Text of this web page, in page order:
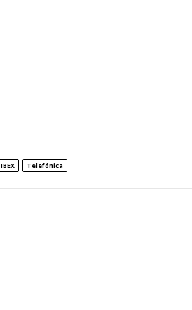
IBEX Telefónica